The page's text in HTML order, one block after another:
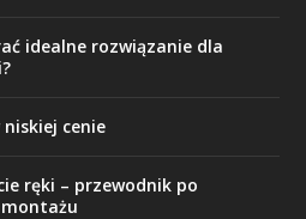
idealne rozwiązanie dla
cenie
ręki – przewodnik po